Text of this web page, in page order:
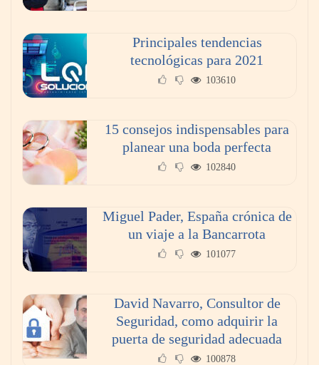
Eulalia Roig lanza ‘The Journal’, una revista
digital mensual de entrevistas y fotografía
editorial
El voto del público será decisivo para elegir a
los ganadores del X Concurso de Cementerios
Principales tendencias
tecnológicas para 2021
103610
15 consejos indispensables para
planear una boda perfecta
102840
Miguel Pader, España crónica de
un viaje a la Bancarrota
101077
David Navarro, Consultor de
Seguridad, como adquirir la
puerta de seguridad adecuada
100878